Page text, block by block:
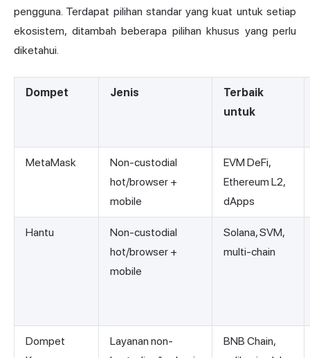
pengguna. Terdapat pilihan standar yang kuat untuk setiap
ekosistem, ditambah beberapa pilihan khusus yang perlu
diketahui.
Dompet Jenis
Terbaik
untuk
MetaMask
Non-custodial
hot/browser +
mobile
EVM DeFi,
Ethereum L2,
dApps
Hantu
Non-custodial
hot/browser +
mobile
Solana, SVM,
multi-chain
Dompet
Layanan non-
BNB Chain,